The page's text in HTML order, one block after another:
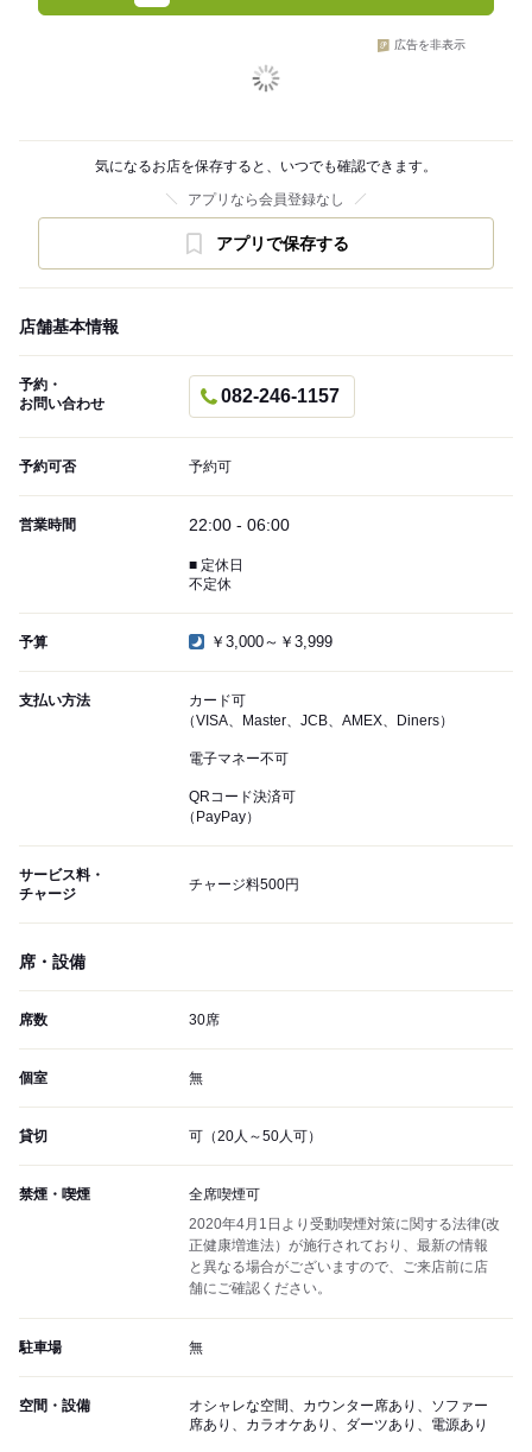
広告を非表示
気になるお店を保存すると、いつでも確認できます。
アプリなら会員登録なし
アプリで保存する
店舗基本情報
予約・
お問い合わせ
082-246-1157
予約可否 予約可
営業時間 22:00 - 06:00
■ 定休日
不定休
予算 ￥3,000～￥3,999
支払い方法
カード可
（VISA、Master、JCB、AMEX、Diners）
電子マネー不可
QRコード決済可
（PayPay）
サービス料・
チャージ
チャージ料500円
席・設備
席数 30席
個室 無
貸切 可（20人～50人可）
禁煙・喫煙
全席喫煙可
2020年4月1日より受動喫煙対策に関する法律(改
正健康増進法）が施行されており、最新の情報
と異なる場合がございますので、ご来店前に店
舗にご確認ください。
駐車場 無
空間・設備
オシャレな空間、カウンター席あり、ソファー
席あり、カラオケあり、ダーツあり、電源あり